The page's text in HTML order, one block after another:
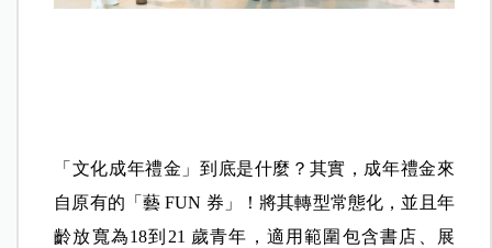
「文化成年禮金」到底是什麼？其實，成年禮金來
自原有的「藝 FUN 券」！將其轉型常態化，並且年
齡放寬為18到21 歲青年，適用範圍包含書店、展